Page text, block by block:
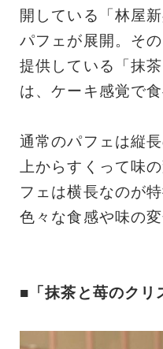
開している「林屋
パフェが展開。そ
提供している「抹
は、ケーキ感覚で
通常のパフェは縦
上からすくって味
フェは横長なのが
色々な食感や味の
■「抹茶と苺のクリ